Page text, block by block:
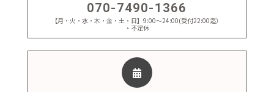
070-7490-1366
【月・火・水・木・金・土・日】9:00～24:00(受付22:00迄）
・不定休